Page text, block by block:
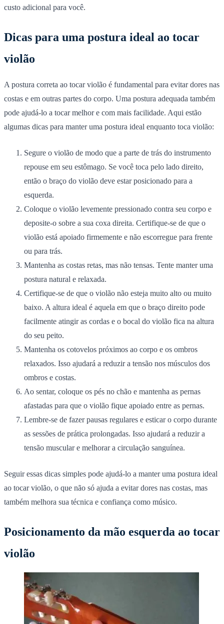
custo adicional para você.
Dicas para uma postura ideal ao tocar
violão
A postura correta ao tocar violão é fundamental para evitar dores nas
costas e em outras partes do corpo. Uma postura adequada também
pode ajudá-lo a tocar melhor e com mais facilidade. Aqui estão
algumas dicas para manter uma postura ideal enquanto toca violão:
Segure o violão de modo que a parte de trás do instrumento
repouse em seu estômago. Se você toca pelo lado direito,
então o braço do violão deve estar posicionado para a
esquerda.
Coloque o violão levemente pressionado contra seu corpo e
deposite-o sobre a sua coxa direita. Certifique-se de que o
violão está apoiado firmemente e não escorregue para frente
ou para trás.
Mantenha as costas retas, mas não tensas. Tente manter uma
postura natural e relaxada.
Certifique-se de que o violão não esteja muito alto ou muito
baixo. A altura ideal é aquela em que o braço direito pode
facilmente atingir as cordas e o bocal do violão fica na altura
do seu peito.
Mantenha os cotovelos próximos ao corpo e os ombros
relaxados. Isso ajudará a reduzir a tensão nos músculos dos
ombros e costas.
Ao sentar, coloque os pés no chão e mantenha as pernas
afastadas para que o violão fique apoiado entre as pernas.
Lembre-se de fazer pausas regulares e esticar o corpo durante
as sessões de prática prolongadas. Isso ajudará a reduzir a
tensão muscular e melhorar a circulação sanguínea.
Seguir essas dicas simples pode ajudá-lo a manter uma postura ideal
ao tocar violão, o que não só ajuda a evitar dores nas costas, mas
também melhora sua técnica e confiança como músico.
Posicionamento da mão esquerda ao tocar
violão